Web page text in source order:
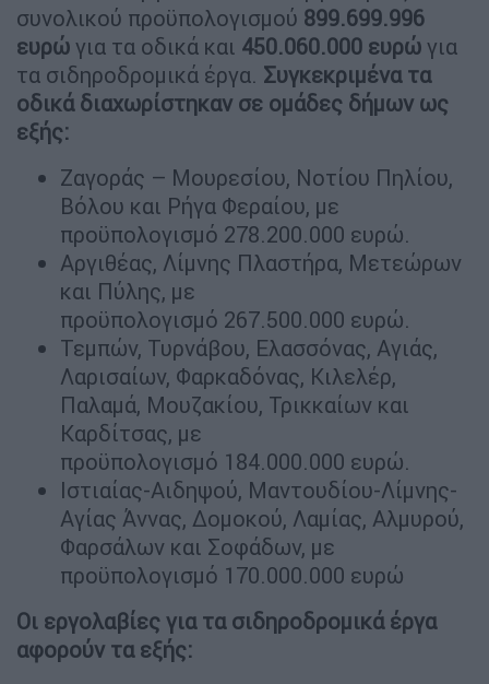
συνολικού προϋπολογισμού 899.699.996
ευρώ για τα οδικά και 450.060.000 ευρώ για
τα σιδηροδρομικά έργα. Συγκεκριμένα τα
οδικά διαχωρίστηκαν σε ομάδες δήμων ως
εξής:
Ζαγοράς – Μουρεσίου, Νοτίου Πηλίου,
Βόλου και Ρήγα Φεραίου, με
προϋπολογισμό 278.200.000 ευρώ.
Αργιθέας, Λίμνης Πλαστήρα, Μετεώρων
και Πύλης, με
προϋπολογισμό 267.500.000 ευρώ.
Τεμπών, Τυρνάβου, Ελασσόνας, Αγιάς,
Λαρισαίων, Φαρκαδόνας, Κιλελέρ,
Παλαμά, Μουζακίου, Τρικκαίων και
Καρδίτσας, με
προϋπολογισμό 184.000.000 ευρώ.
Ιστιαίας-Αιδηψού, Μαντουδίου-Λίμνης-
Αγίας Άννας, Δομοκού, Λαμίας, Αλμυρού,
Φαρσάλων και Σοφάδων, με
προϋπολογισμό 170.000.000 ευρώ
Οι εργολαβίες για τα σιδηροδρομικά έργα
αφορούν τα εξής: